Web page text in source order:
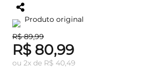
Produto original
R$ 89,99
R$ 80,99
ou 2x de R$ 40,49